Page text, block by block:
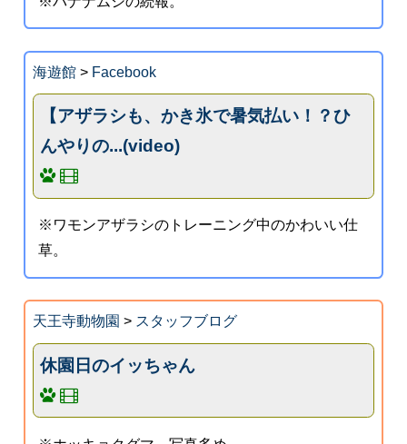
海遊館> Facebook
【アザラシも、かき氷で暑気払い！？ひ
んやりの...(video)
※ワモンアザラシのトレーニング中のかわいい仕
草。
天王寺動物園 > スタッフブログ
休園日のイッちゃん